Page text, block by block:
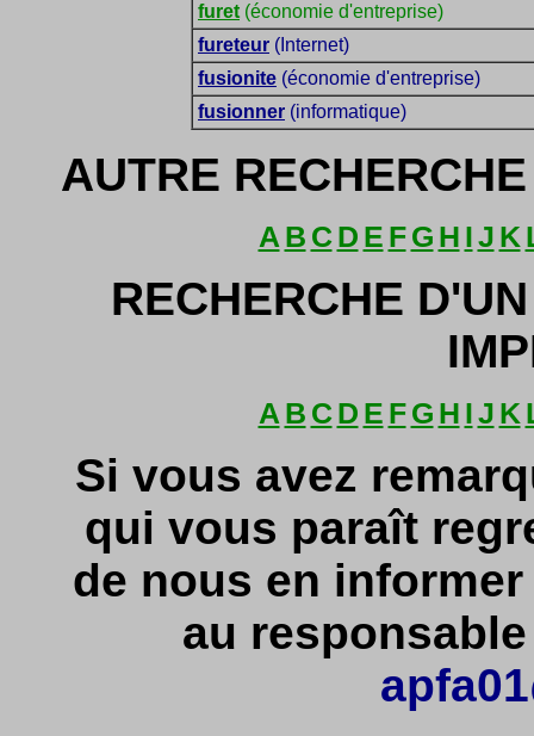
furet (économie d'entreprise)
fureteur (Internet)
fusionite (économie d'entreprise)
fusionner (informatique)
AUTRE
A B C D E F G H IJ K
RECHERCHE
A B C D E F G H IJ K
Si vous avez
qui vous paraît
de nous en
au